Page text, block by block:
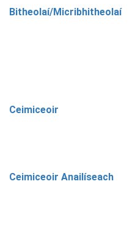
Bitheolaí/Micribhitheolaí
Ceimiceoir
Ceimiceoir Anailíseach